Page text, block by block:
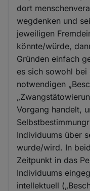
dort
wegdenken und
jeweiligen
könnte/würde,
Gründen einfach
es sich sowohl
notwendigen
Vorgang handelt,
Individuums über
wurde/wird. In
Zeitpunkt in das
Individuums
intellektuell